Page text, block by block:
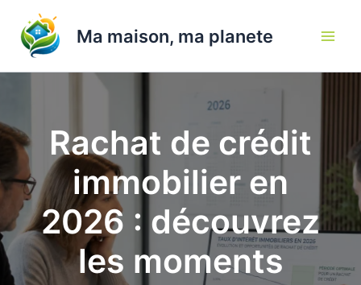
contenu
Ma maison, ma planete
Rachat de crédit
immobilier en
2026 : découvrez
les moments